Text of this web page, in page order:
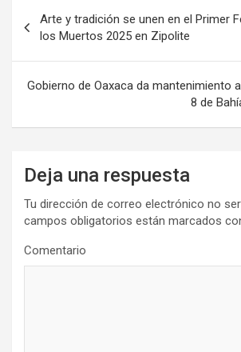
de
entradas
Arte y tradición se unen en el Primer
los Muertos 2025 en Zipolite
Gobierno de Oaxaca da mantenimiento
8 de
Deja una respuesta
Tu dirección de correo electrónico no
campos obligatorios están marcados
Comentario